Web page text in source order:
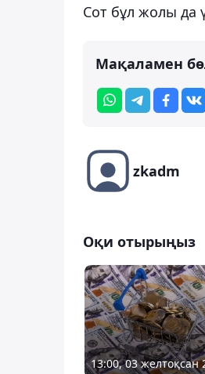
Сот бұл жолы да
Мақаламен
zkadm
Оқи отырыңыз
13:00, 03 желтоқсан